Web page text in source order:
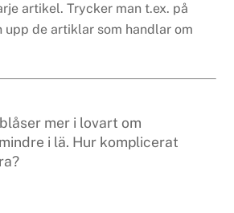
artikel. Trycker man t.ex. på
upp de artiklar som handlar om
mer i lovart om
i lä. Hur komplicerat